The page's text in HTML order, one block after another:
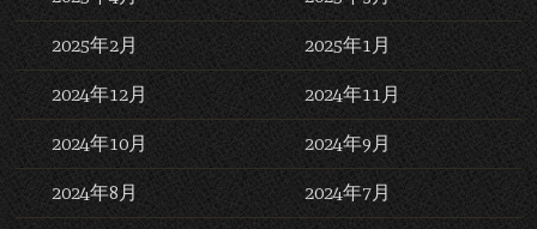
2025年2月 2025年1月
2024年12月 2024年11月
2024年10月 2024年9月
2024年8月 2024年7月